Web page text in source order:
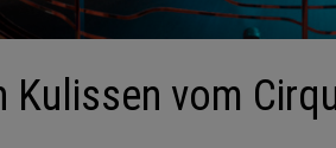
Kulissen vom